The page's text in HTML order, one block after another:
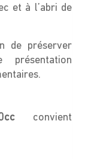
et à l’abri de
de préserver
convient